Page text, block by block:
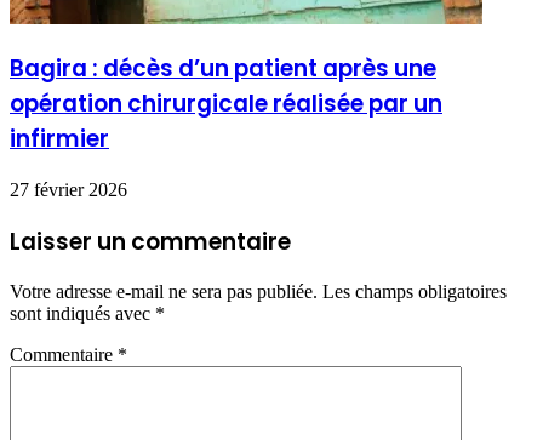
Bagira : décès d’un patient après une
opération chirurgicale réalisée par un
infirmier
27 février 2026
Laisser un commentaire
Votre adresse e-mail ne sera pas publiée. Les champs obligatoires
sont indiqués avec *
Commentaire *